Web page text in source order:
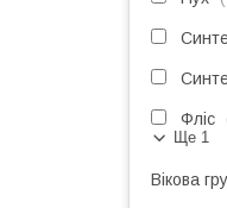
Фліс
Ще 1
Вікова